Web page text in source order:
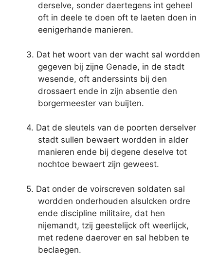
derselve, sonder daertegens int geheel
oft in deele te doen oft te laeten doen in
eenigerhande manieren.
3. Dat het woort van der wacht sal wordden
gegeven bij zijne Genade, in de stadt
wesende, oft anderssints bij den
drossaert ende in zijn absentie den
borgermeester van buijten.
4. Dat de sleutels van de poorten derselver
stadt sullen bewaert wordden in alder
manieren ende bij degene deselve tot
nochtoe bewaert zijn geweest.
5. Dat onder de voirscreven soldaten sal
wordden onderhouden alsulcken ordre
ende discipline militaire, dat hen
nijemandt, tzij geestelijck oft weerlijck,
met redene daerover en sal hebben te
beclaegen.